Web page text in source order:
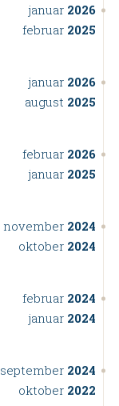
januar 2026
februar 2025
januar 2026
august 2025
februar 2026
januar 2025
november 2024
oktober 2024
februar 2024
januar 2024
september 2024
oktober 2022